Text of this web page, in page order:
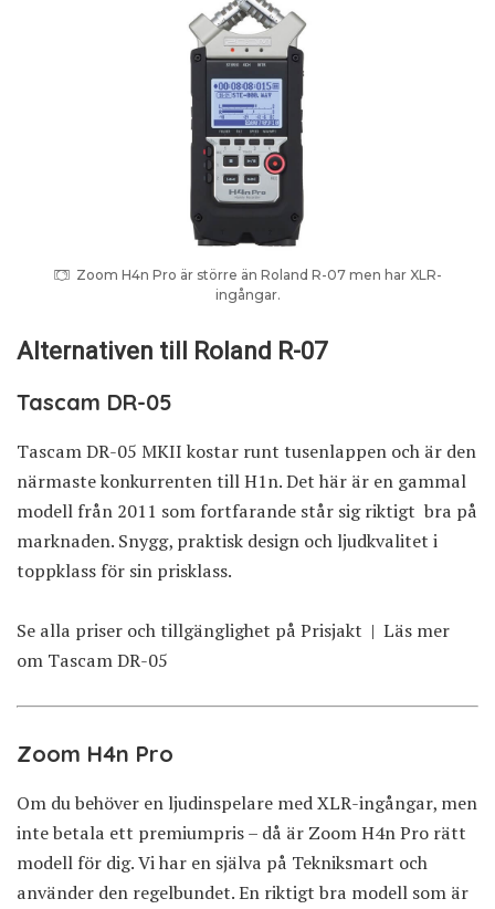
Zoom H4n Pro är större än Roland R-07 men har XLR-
ingångar.
Alternativen till Roland R-07
Tascam DR-05
Tascam DR-05 MKII kostar runt tusenlappen och är den
närmaste konkurrenten till H1n. Det här är en gammal
modell från 2011 som fortfarande står sig riktigt bra på
marknaden. Snygg, praktisk design och ljudkvalitet i
toppklass för sin prisklass.
Se alla priser och tillgänglighet på Prisjakt | Läs mer
om Tascam DR-05
Zoom H4n Pro
Om du behöver en ljudinspelare med XLR-ingångar, men
inte betala ett premiumpris – då är Zoom H4n Pro rätt
modell för dig. Vi har en själva på Tekniksmart och
använder den regelbundet. En riktigt bra modell som är